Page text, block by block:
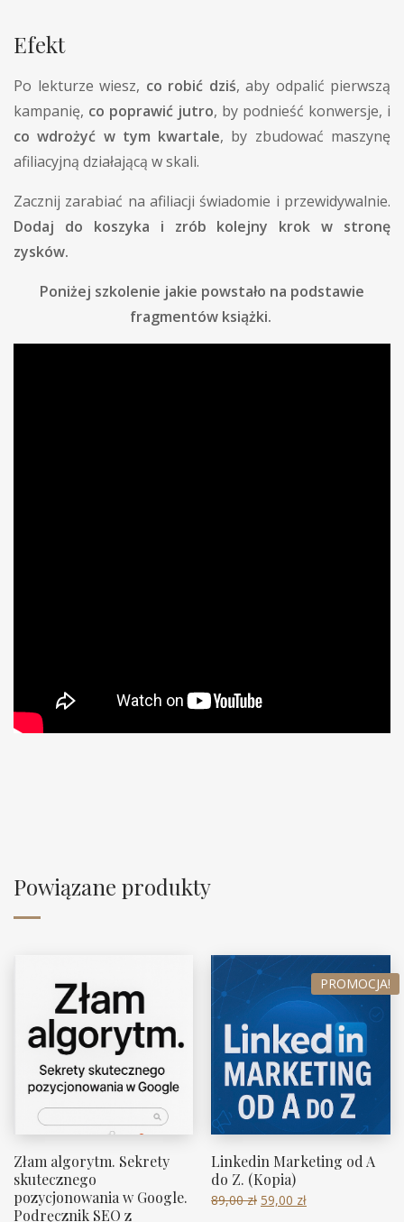
Efekt
Po lekturze wiesz, co robić dziś, aby odpalić pierwszą
kampanię, co poprawić jutro, by podnieść konwersje, i
co wdrożyć w tym kwartale, by zbudować maszynę
afiliacyjną działającą w skali.
Zacznij zarabiać na afiliacji świadomie i przewidywalnie.
Dodaj do koszyka i zrób kolejny krok w stronę
zysków.
Poniżej szkolenie jakie powstało na podstawie
fragmentów książki.
Powiązane produkty
Złam algorytm. Sekrety
skutecznego
pozycjonowania w Google.
Podręcznik SEO z
PROMOCJA!
Linkedin Marketing od A
do Z. (Kopia)
89,00zł 59,00 zł